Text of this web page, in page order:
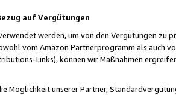
auf Vergütungen
werden, um von den Vergütungen zu
vom Amazon Partnerprogramm als auch
Links), können wir Maßnahmen
Möglichkeit unserer Partner,